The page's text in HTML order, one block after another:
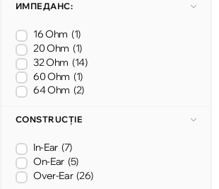
ИМПЕДАНС:
16 Ohm (1)
20 Ohm (1)
32 Ohm (14)
60 Ohm (1)
64 Ohm (2)
CONSTRUCȚIE
In-Ear (7)
On-Ear (5)
Over-Ear (26)